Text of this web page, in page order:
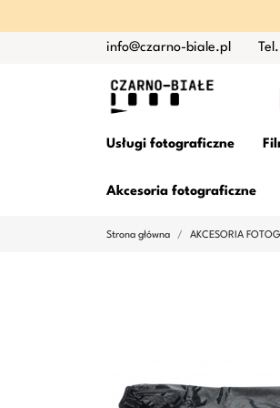
info@czarno-biale.pl
Usługi fotograficzne
Akcesoria fotograficzne
Strona główna AKCESORIA